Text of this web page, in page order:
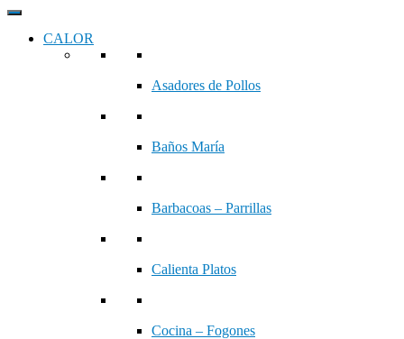
CALOR
Asadores de Pollos
Baños María
Barbacoas – Parrillas
Calienta Platos
Cocina – Fogones